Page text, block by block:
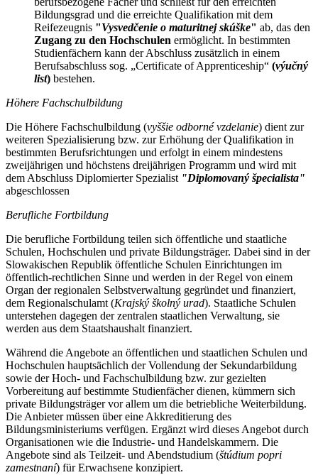
Bildungsgrad und die erreichte Qualifikation mit dem
Reifezeugnis "Vysvedčenie o maturitnej skúške" ab, das den
Zugang zu den Hochschulen ermöglicht. In bestimmten
Studienfächern kann der Abschluss zusätzlich in einem
Berufsabschluss sog. „Certificate of Apprenticeship“ (výučný
list) bestehen.
Höhere Fachschulbildung
Die Höhere Fachschulbildung (vyššie odborné vzdelanie) dient zur
weiteren Spezialisierung bzw. zur Erhöhung der Qualifikation in
bestimmten Berufsrichtungen und erfolgt in einem mindestens
zweijährigen und höchstens dreijährigen Programm und wird mit
dem Abschluss Diplomierter Spezialist "Diplomovaný špecialista"
abgeschlossen
Berufliche Fortbildung
Die berufliche Fortbildung teilen sich öffentliche und staatliche
Schulen, Hochschulen und private Bildungsträger. Dabei sind in der
Slowakischen Republik öffentliche Schulen Einrichtungen im
öffentlich-rechtlichen Sinne und werden in der Regel von einem
Organ der regionalen Selbstverwaltung gegründet und finanziert,
dem Regionalschulamt (Krajský školný urad). Staatliche Schulen
unterstehen dagegen der zentralen staatlichen Verwaltung, sie
werden aus dem Staatshaushalt finanziert.
Während die Angebote an öffentlichen und staatlichen Schulen und
Hochschulen hauptsächlich der Vollendung der Sekundarbildung
sowie der Hoch- und Fachschulbildung bzw. zur gezielten
Vorbereitung auf bestimmte Studienfächer dienen, kümmern sich
private Bildungsträger vor allem um die betriebliche Weiterbildung.
Die Anbieter müssen über eine Akkreditierung des
Bildungsministeriums verfügen. Ergänzt wird dieses Angebot durch
Organisationen wie die Industrie- und Handelskammern. Die
Angebote sind als Teilzeit- und Abendstudium (štúdium popri
zamestnaní) für Erwachsene konzipiert.